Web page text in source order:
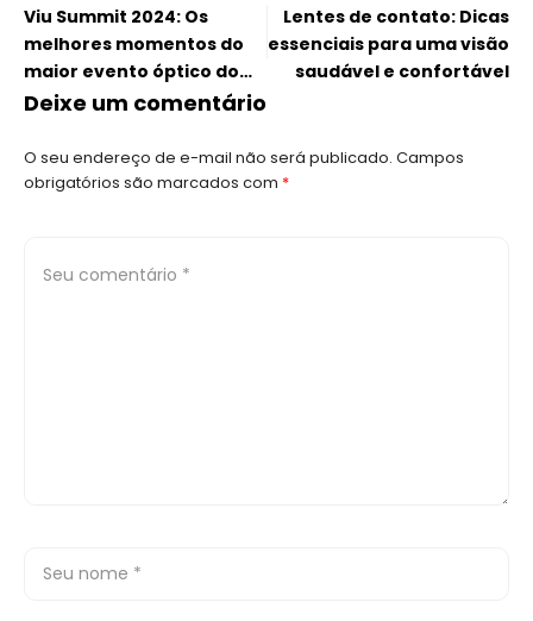
Viu Summit 2024: Os
melhores momentos do
maior evento óptico do
país
Lentes de contato: Dicas
essenciais para uma visão
saudável e confortável
Deixe um comentário
O seu endereço de e-mail não será publicado. Campos
obrigatórios são marcados com *